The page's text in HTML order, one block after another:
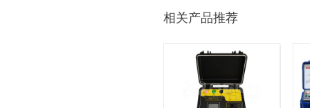
相关产品推荐